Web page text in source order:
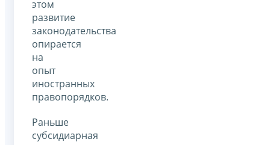
этом
развитие
законодательства
опирается
на
опыт
иностранных
правопорядков.
Раньше
субсидиарная